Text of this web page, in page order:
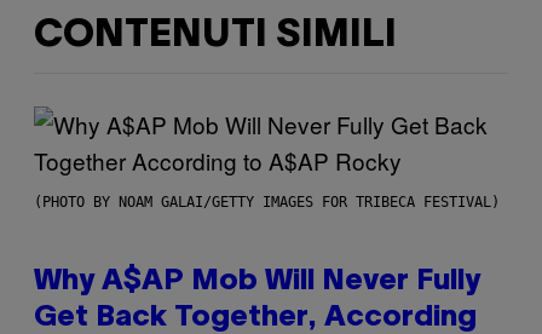
CONTENUTI SIMILI
(PHOTO BY NOAM GALAI/GETTY IMAGES FOR TRIBECA FESTIVAL)
Why A$AP Mob Will Never Fully
Get Back Together, According